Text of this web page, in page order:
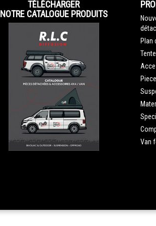
TÉLÉCHARGER
NOTRE CATALOGUE PRODUITS
Plan
Van